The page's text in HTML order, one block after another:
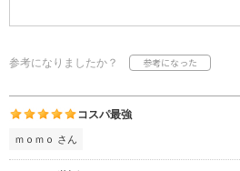
参考になりましたか？
コスパ最強
ｍｏｍｏ さん